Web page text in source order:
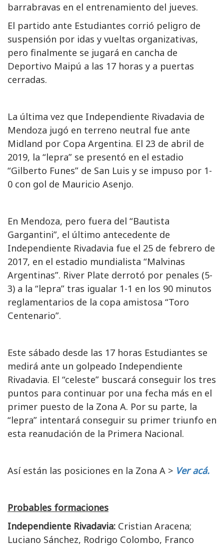
barrabravas en el entrenamiento del jueves.
El partido ante Estudiantes corrió peligro de
suspensión por idas y vueltas organizativas,
pero finalmente se jugará en cancha de
Deportivo Maipú a las 17 horas y a puertas
cerradas.
La última vez que Independiente Rivadavia de
Mendoza jugó en terreno neutral fue ante
Midland por Copa Argentina. El 23 de abril de
2019, la “lepra” se presentó en el estadio
“Gilberto Funes” de San Luis y se impuso por 1-
0 con gol de Mauricio Asenjo.
En Mendoza, pero fuera del “Bautista
Gargantini”, el último antecedente de
Independiente Rivadavia fue el 25 de febrero de
2017, en el estadio mundialista “Malvinas
Argentinas”. River Plate derrotó por penales (5-
3) a la “lepra” tras igualar 1-1 en los 90 minutos
reglamentarios de la copa amistosa “Toro
Centenario”.
Este sábado desde las 17 horas Estudiantes se
medirá ante un golpeado Independiente
Rivadavia. El “celeste” buscará conseguir los tres
puntos para continuar por una fecha más en el
primer puesto de la Zona A. Por su parte, la
“lepra” intentará conseguir su primer triunfo en
esta reanudación de la Primera Nacional.
Así están las posiciones en la Zona A > Ver acá.
Probables formaciones
Independiente Rivadavia: Cristian Aracena;
Luciano Sánchez, Rodrigo Colombo, Franco